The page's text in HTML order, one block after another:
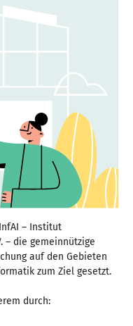
– Institut
– die gemeinnützige
auf den Gebieten
zum Ziel gesetzt.
durch: